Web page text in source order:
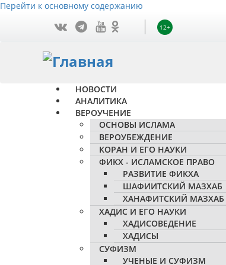
Перейти к основному содержанию
12+
НОВОСТИ
АНАЛИТИКА
ВЕРОУЧЕНИЕ
ОСНОВЫ ИСЛАМА
ВЕРОУБЕЖДЕНИЕ
КОРАН И ЕГО НАУКИ
ФИКХ - ИСЛАМСКОЕ ПРАВО
РАЗВИТИЕ ФИКХА
ШАФИИТСКИЙ МАЗХАБ
ХАНАФИТСКИЙ МАЗХАБ
ХАДИС И ЕГО НАУКИ
ХАДИСОВЕДЕНИЕ
ХАДИСЫ
СУФИЗМ
УЧЕНЫЕ И СУФИЗМ